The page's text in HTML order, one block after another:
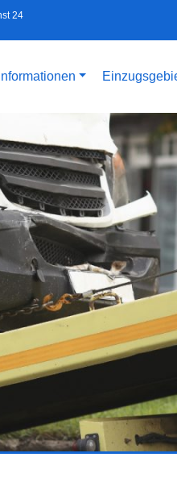
24
Informationen